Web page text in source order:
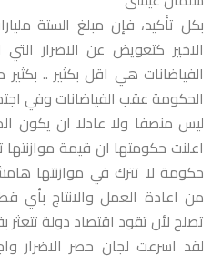
بكل تأكيد، فإن مبلغ الستة
الاخير كتعويض عن الاضرار
الفياضانات هي اقل بكثير ..
الحكومة عقب الفياضانات وفي
ليس منصفا ولا عادلا ان يكون
حكومة لا تترك في موازنتها
من اعادة العمل والانتاج
تصلح لأن تقود اقتصاد دولة تتعثر
لقد اسرعت لجان حصر الاضرار